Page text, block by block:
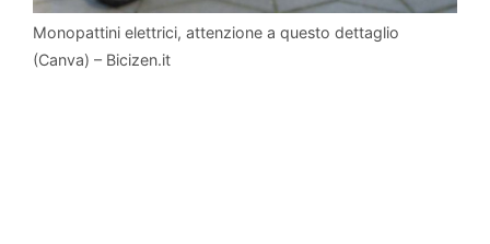
Monopattini elettrici, attenzione a questo dettaglio
(Canva) – Bicizen.it